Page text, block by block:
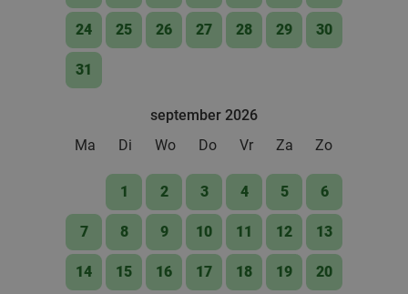
24 25 26 27 28 29 30
31
september 2026
Ma
Di Wo Do Vr Za Zo
1 2 3 4 5 6
7 8 9 10 11 12 13
14 15 16 17 18 19 20